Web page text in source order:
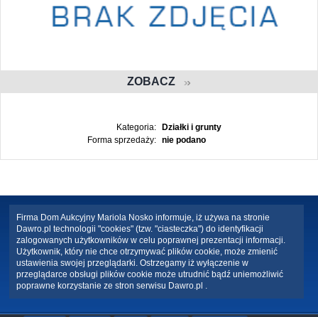
ZOBACZ
Kategoria:
Działki i grunty
Forma sprzedaży:
nie podano
Firma Dom Aukcyjny Mariola Nosko informuje, iż używa na stronie
Dawro.pl technologii "cookies" (tzw. "ciasteczka") do identyfikacji
zalogowanych użytkowników w celu poprawnej prezentacji informacji.
Użytkownik, który nie chce otrzymywać plików cookie, może zmienić
ustawienia swojej przeglądarki. Ostrzegamy iż wyłączenie w
przeglądarce obsługi plików cookie może utrudnić bądź uniemożliwić
poprawne korzystanie ze stron serwisu Dawro.pl .